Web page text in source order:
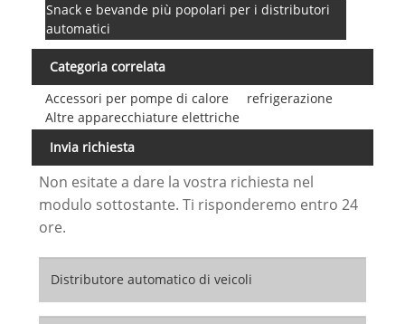
Snack e bevande più popolari per i distributori
automatici
Categoria correlata
Accessori per pompe di calore
refrigerazione
Altre apparecchiature elettriche
Invia richiesta
Non esitate a dare la vostra richiesta nel
modulo sottostante. Ti risponderemo entro 24
ore.